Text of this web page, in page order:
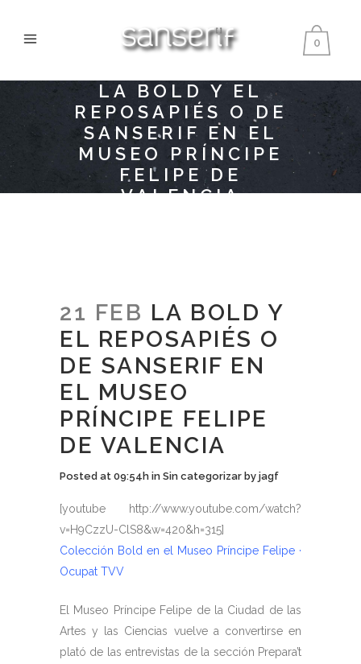
0
LA BOLD Y EL
REPOSAPIÉS O DE
SANSERIF EN EL
MUSEO PRÍNCIPE
FELIPE DE
VALENCIA
21 FEB LA BOLD Y
EL REPOSAPIÉS O
DE SANSERIF EN
EL MUSEO
PRÍNCIPE FELIPE
DE VALENCIA
Posted at 09:54h in Sin categorizar by jagf
[youtube http://www.youtube.com/watch?
v=H9CzzU-ClS8&w=420&h=315]
Colección Bold en el Museo Príncipe Felipe ·
Ocupat TVV
El Museo Príncipe Felipe de la Ciudad de las
Artes y las Ciencias vuelve a convertirse en
plató de las entrevistas de la sección Prepara’t